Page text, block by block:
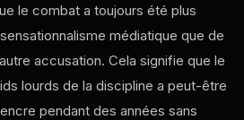
le combat a toujours été plus
médiatique que de
accusation. Cela signifie que le
lourds de la discipline a peut-être
pendant des années sans